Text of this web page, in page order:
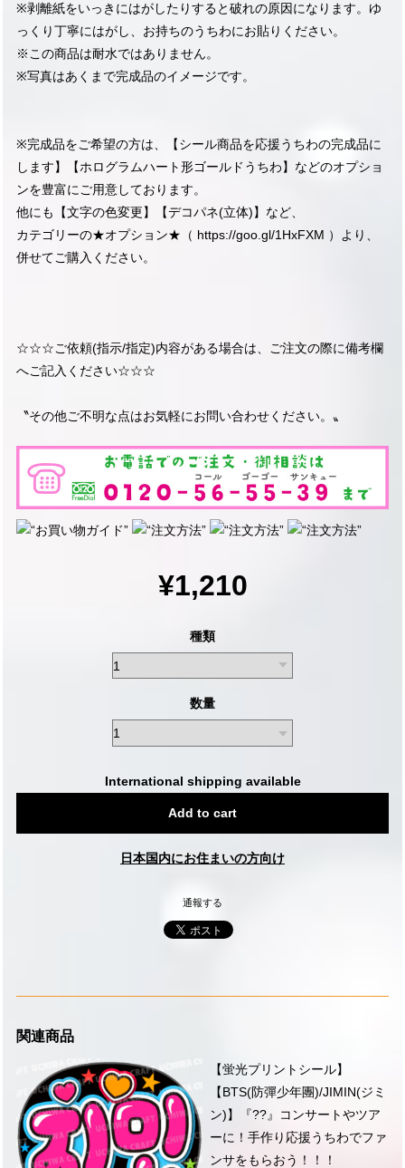
※剥離紙をいっきにはがしたりすると破れの原因になります。ゆ
っくり丁寧にはがし、お持ちのうちわにお貼りください。
※この商品は耐水ではありません。
※写真はあくまで完成品のイメージです。
※完成品をご希望の方は、【シール商品を応援うちわの完成品に
します】【ホログラムハート形ゴールドうちわ】などのオプショ
ンを豊富にご用意しております。
他にも【文字の色変更】【デコパネ(立体)】など、
カテゴリーの★オプション★（ https://goo.gl/1HxFXM ）より、
併せてご購入ください。
☆☆☆ご依頼(指示/指定)内容がある場合は、ご注文の際に備考欄
へご記入ください☆☆☆
〝その他ご不明な点はお気軽にお問い合わせください。〟
¥1,210
種類
数量
International shipping available
Add to cart
日本国内にお住まいの方向け
通報する
関連商品
【蛍光プリントシール】
【BTS(防彈少年團)/JIMIN(ジミ
ン)】『??』コンサートやツア
ーに！手作り応援うちわでファ
ンサをもらおう！！！